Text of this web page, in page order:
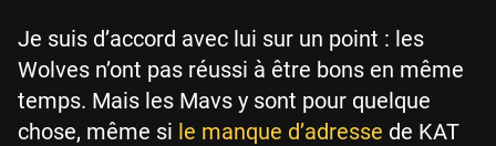
Je suis d’accord avec lui sur un point : les
Wolves n’ont pas réussi à être bons en même
temps. Mais les Mavs y sont pour quelque
chose, même si le manque d’adresse de KAT